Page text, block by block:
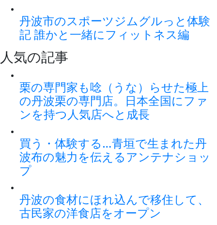
丹波市のスポーツジムグルっと体験
記 誰かと一緒にフィットネス編
人気の記事
栗の専門家も唸（うな）らせた極上
の丹波栗の専門店。日本全国にファ
ンを持つ人気店へと成長
買う・体験する…青垣で生まれた丹
波布の魅力を伝えるアンテナショッ
プ
丹波の食材にほれ込んで移住して、
古民家の洋食店をオープン